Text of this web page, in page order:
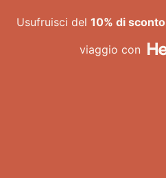
Usufruisci del 10% di sconto
viaggio con